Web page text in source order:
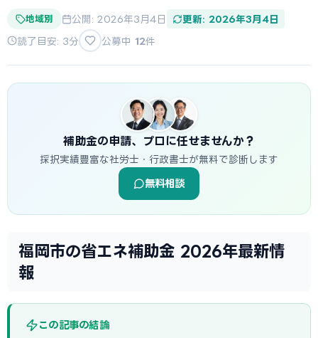
地域別 公開: 2026年3月4日 更新: 2026年3月4日
読了目安: 3分 公募中 12件
補助金の申請、プロに任せませんか？
採択実績豊富な社労士・行政書士が無料で診断します
無料相談
福岡市の省エネ補助金 2026年最新情
報
この記事の結論